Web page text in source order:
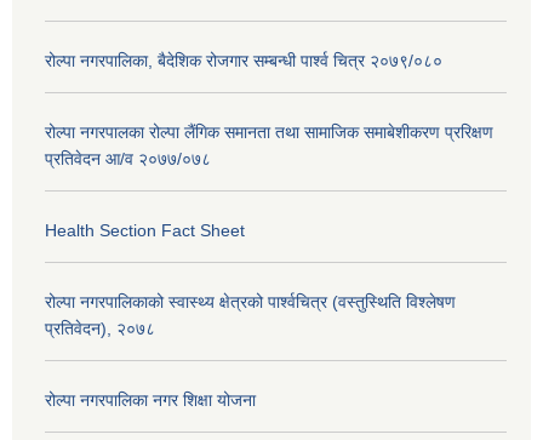
रोल्पा नगरपालिका, बैदेशिक रोजगार सम्बन्धी पार्श्व चित्र २०७९/०८०
रोल्पा नगरपालका रोल्पा लैंगिक समानता तथा सामाजिक समाबेशीकरण प्ररिक्षण
प्रतिवेदन आ/व २०७७/०७८
Health Section Fact Sheet
रोल्पा नगरपालिकाको स्वास्थ्य क्षेत्रको पार्श्वचित्र (वस्तुस्थिति विश्लेषण
प्रतिवेदन), २०७८
रोल्पा नगरपालिका नगर शिक्षा योजना